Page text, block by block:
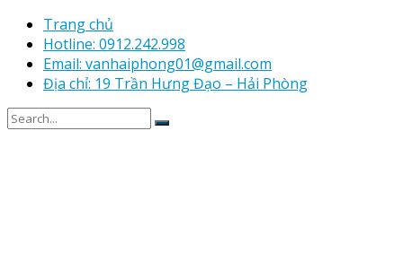
Trang chủ
Hotline: 0912.242.998
Email: vanhaiphong01@gmail.com
Địa chỉ: 19 Trần Hưng Đạo – Hải Phòng